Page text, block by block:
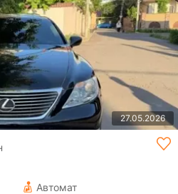
27.05.2026
Автомат